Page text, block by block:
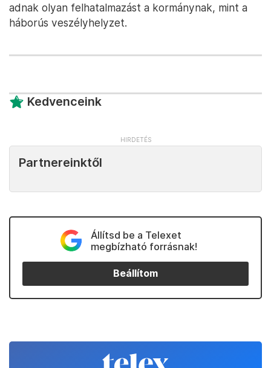
adnak olyan felhatalmazást a kormánynak, mint a
háborús veszélyhelyzet.
Kedvenceink
Partnereinktől
Állítsd be a Telexet
megbízható forrásnak!
Beállítom